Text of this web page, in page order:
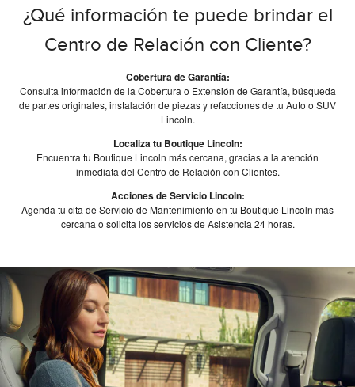
¿Qué información te puede brindar el
Centro de Relación con Cliente?
Cobertura de Garantía:
Consulta información de la Cobertura o Extensión de Garantía, búsqueda
de partes originales, instalación de piezas y refacciones de tu Auto o SUV
Lincoln.
Localiza tu Boutique Lincoln:
Encuentra tu Boutique Lincoln más cercana, gracias a la atención
inmediata del Centro de Relación con Clientes.
Acciones de Servicio Lincoln:
Agenda tu cita de Servicio de Mantenimiento en tu Boutique Lincoln más
cercana o solicita los servicios de Asistencia 24 horas.